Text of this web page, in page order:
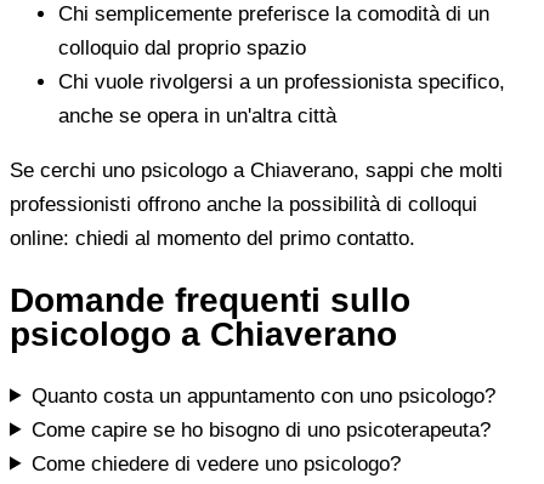
Chi semplicemente preferisce la comodità di un
colloquio dal proprio spazio
Chi vuole rivolgersi a un professionista specifico,
anche se opera in un'altra città
Se cerchi uno psicologo a Chiaverano, sappi che molti
professionisti offrono anche la possibilità di colloqui
online: chiedi al momento del primo contatto.
Domande frequenti sullo
psicologo a Chiaverano
Quanto costa un appuntamento con uno psicologo?
Come capire se ho bisogno di uno psicoterapeuta?
Come chiedere di vedere uno psicologo?